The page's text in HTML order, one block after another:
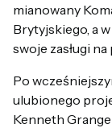
mianowany
Brytyjskiego, a
swoje zasługi na
Po
ulubionego
Kenneth